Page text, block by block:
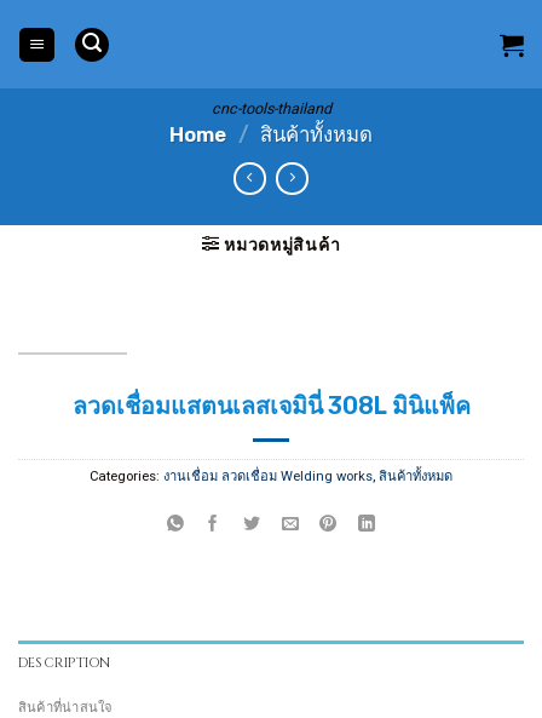
content
cnc-tools-thailand
Home / สินค้าทั้งหมด
หมวดหมู่สินค้า
ลวดเชื่อมแสตนเลสเจมินี่ 308L มินิแพ็ค
Categories: งานเชื่อม ลวดเชื่อม Welding works,สินค้าทั้งหมด
DESCRIPTION
สินค้าที่น่าสนใจ